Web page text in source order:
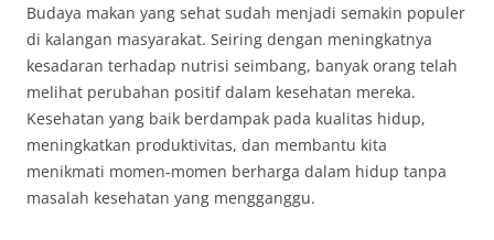
Budaya makan yang sehat sudah menjadi semakin populer
di kalangan masyarakat. Seiring dengan meningkatnya
kesadaran terhadap nutrisi seimbang, banyak orang telah
melihat perubahan positif dalam kesehatan mereka.
Kesehatan yang baik berdampak pada kualitas hidup,
meningkatkan produktivitas, dan membantu kita
menikmati momen-momen berharga dalam hidup tanpa
masalah kesehatan yang mengganggu.